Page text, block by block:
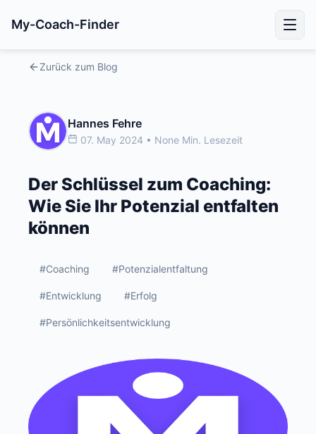
My-Coach-Finder
Zurück zum Blog
Hannes Fehre
07. May 2024 • None Min. Lesezeit
Der Schlüssel zum Coaching:
Wie Sie Ihr Potenzial entfalten
können
#Coaching #Potenzialentfaltung
#Entwicklung #Erfolg
#Persönlichkeitsentwicklung